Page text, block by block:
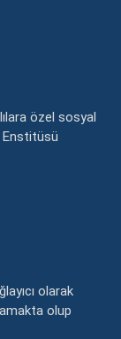
özel sosyal
olarak
olup